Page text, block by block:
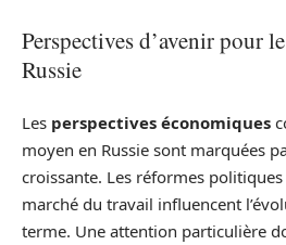
Perspectives d’avenir pour
Russie
Les perspectives économiques
moyen en Russie sont marquées
croissante. Les réformes
marché du travail influencent
terme. Une attention particulière